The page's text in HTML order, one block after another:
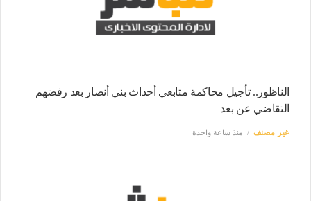
الناظور.. تأجيل محاكمة متابعي أحداث بني أنصار بعد رفضهم
التقاضي عن بعد
غير مصنف منذ ساعة واحدة